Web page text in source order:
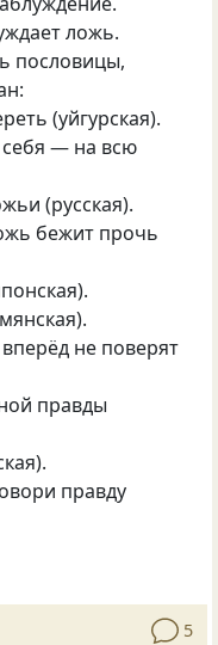
ложь.
пословицы,
(уйгурская).
себя — на всю
(русская).
бежит прочь
не поверят
правды
правду
5